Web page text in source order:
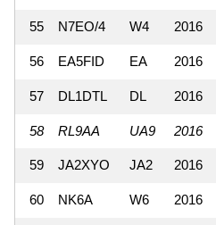
55 N7EO/4 W4 2016
56 EA5FID EA 2016
57 DL1DTL DL 2016
58 RL9AA UA9 2016
59 JA2XYO JA2 2016
60 NK6A W6 2016